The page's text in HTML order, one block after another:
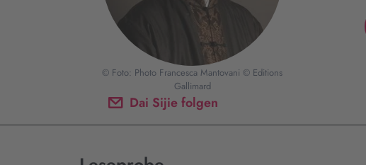
Dai Sijie folgen
© Foto: Photo Francesca Mantovani © Editions
Gallimard